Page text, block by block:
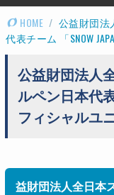
HOME / 公益財団法
代表チーム 「SNOW
公益財団法人
ルペン日本代
フィシャルユ
益財団法人全日本